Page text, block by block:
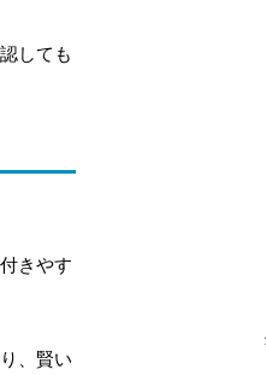
しても
きやす
、賢い